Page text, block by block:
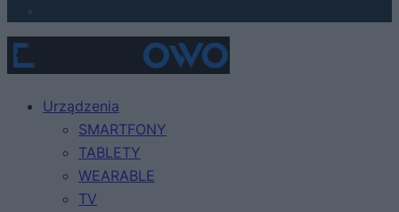
Urządzenia
SMARTFONY
TABLETY
WEARABLE
TV